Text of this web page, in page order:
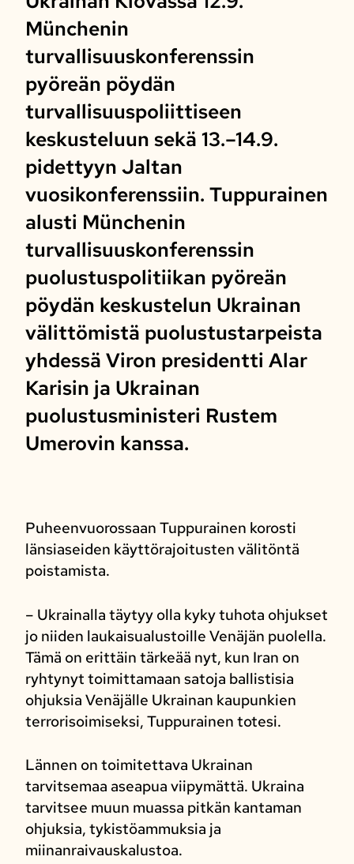
Münchenin
turvallisuuskonferenssin
pyöreän pöydän
turvallisuuspoliittiseen
keskusteluun sekä 13.–14.9.
pidettyyn Jaltan
vuosikonferenssiin. Tuppurainen
alusti Münchenin
turvallisuuskonferenssin
puolustuspolitiikan pyöreän
pöydän keskustelun Ukrainan
välittömistä puolustustarpeista
yhdessä Viron presidentti Alar
Karisin ja Ukrainan
puolustusministeri Rustem
Umerovin kanssa.
Puheenvuorossaan Tuppurainen korosti
länsiaseiden käyttörajoitusten välitöntä
poistamista.
– Ukrainalla täytyy olla kyky tuhota ohjukset
jo niiden laukaisualustoille Venäjän puolella.
Tämä on erittäin tärkeää nyt, kun Iran on
ryhtynyt toimittamaan satoja ballistisia
ohjuksia Venäjälle Ukrainan kaupunkien
terrorisoimiseksi, Tuppurainen totesi.
Lännen on toimitettava Ukrainan
tarvitsemaa aseapua viipymättä. Ukraina
tarvitsee muun muassa pitkän kantaman
ohjuksia, tykistöammuksia ja
miinanraivauskalustoa.